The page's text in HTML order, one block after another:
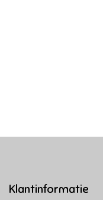
Klantinformatie